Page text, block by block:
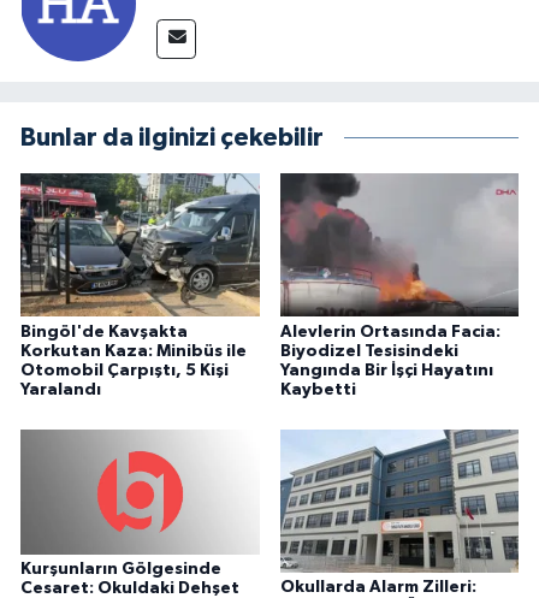
Bunlar da ilginizi çekebilir
Bingöl'de Kavşakta
Korkutan Kaza: Minibüs ile
Otomobil Çarpıştı, 5 Kişi
Yaralandı
Alevlerin Ortasında Facia:
Biyodizel Tesisindeki
Yangında Bir İşçi Hayatını
Kaybetti
Kurşunların Gölgesinde
Cesaret: Okuldaki Dehşet
Okullarda Alarm Zilleri: